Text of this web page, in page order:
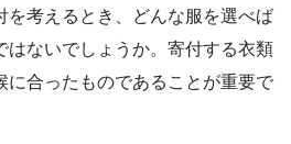
を考えるとき、どんな服を選べば
はないでしょうか。寄付する衣類
に合ったものであることが重要で